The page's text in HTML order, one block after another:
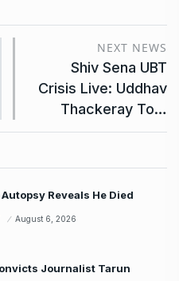
NEXT NEWS
Shiv Sena UBT
Crisis Live: Uddhav
Thackeray To…
Reveals He Died
August 6, 2026
Journalist Tarun